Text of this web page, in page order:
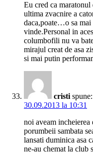
Eu cred ca
ultima zvacnire a
daca,poate…o sa mai
vinde.Personal in
columbofili nu va
mirajul creat de asa
si mai putin
cristi spune:
30.09.2013 la 10:31
noi aveam incheierea
porumbeii sambata
lansati duminica asa
ne-au chemat la club